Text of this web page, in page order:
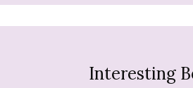
Interesting